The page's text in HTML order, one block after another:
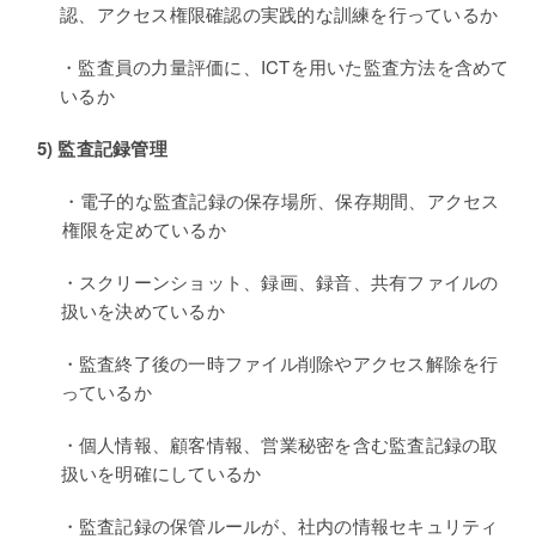
認、アクセス権限確認の実践的な訓練を行っているか
・監査員の力量評価に、ICTを用いた監査方法を含めて
いるか
5) 監査記録管理
・電子的な監査記録の保存場所、保存期間、アクセス
権限を定めているか
・スクリーンショット、録画、録音、共有ファイルの
扱いを決めているか
・監査終了後の一時ファイル削除やアクセス解除を行
っているか
・個人情報、顧客情報、営業秘密を含む監査記録の取
扱いを明確にしているか
・監査記録の保管ルールが、社内の情報セキュリティ